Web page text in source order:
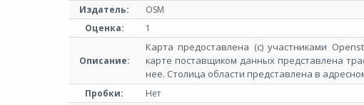
Издатель:
OSM
Оценка:
1
Описание:
Карта предоставлена (с) участниками
карте поставщиком данных представлена
нее. Столица области представлена в
Пробки:
Нет